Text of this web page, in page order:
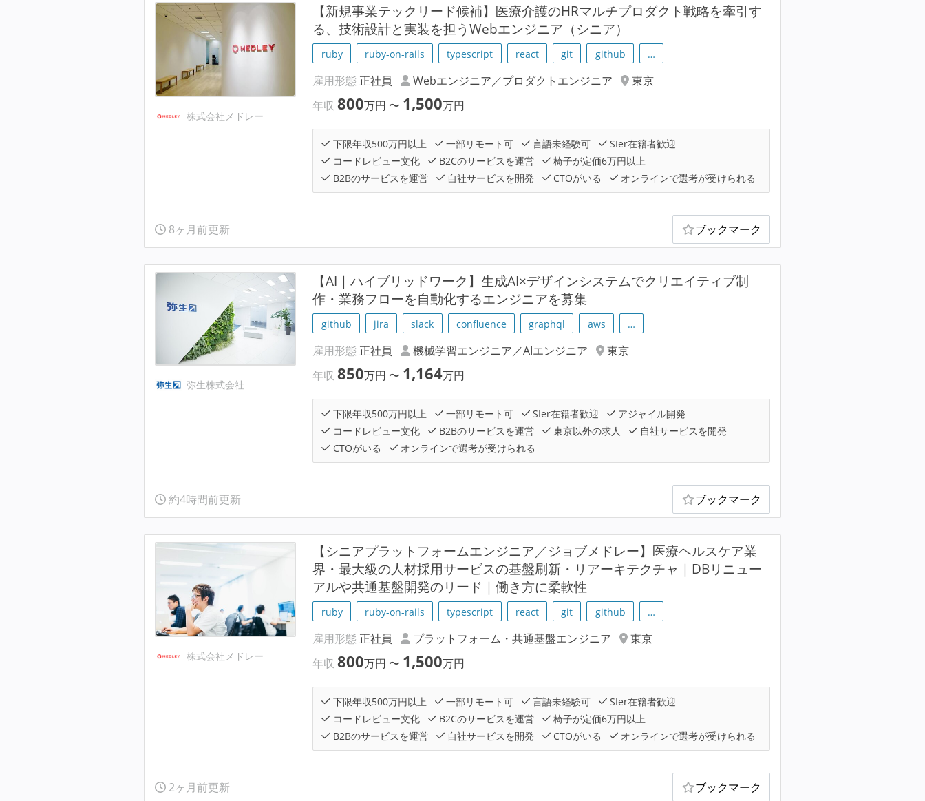
株式会社メドレー
【新規事業テックリード候補】医療介護のHRマルチプロダクト戦略を牽引す
る、技術設計と実装を担うWebエンジニア（シニア）
ruby ruby-on-rails typescript react git github …
雇用形態 正社員 Webエンジニア／プロダクトエンジニア
東京
年収800万円 〜 1,500万円
下限年収500万円以上 一部リモート可 言語未経験可
SIer在籍者歓迎
コードレビュー文化
B2Cのサービスを運営
椅子が定価6万円以上
B2Bのサービスを運営
自社サービスを開発 CTOがいる オンラインで選考が受けられる
8ヶ月前更新 ブックマーク
弥生株式会社
【AI｜ハイブリッドワーク】生成AI×デザインシステムでクリエイティブ制
作・業務フローを自動化するエンジニアを募集
github jira slack confluence graphql aws …
雇用形態 正社員 機械学習エンジニア／AIエンジニア
東京
年収850万円 〜 1,164万円
下限年収500万円以上 一部リモート可 SIer在籍者歓迎
アジャイル開発
コードレビュー文化
B2Bのサービスを運営 東京以外の求人
自社サービスを開発
CTOがいる
オンラインで選考が受けられる
約4時間前更新 ブックマーク
株式会社メドレー
【シニアプラットフォームエンジニア／ジョブメドレー】医療ヘルスケア業
界・最大級の人材採用サービスの基盤刷新・リアーキテクチャ｜DBリニュー
アルや共通基盤開発のリード｜働き方に柔軟性
ruby ruby-on-rails typescript react git github …
雇用形態 正社員 プラットフォーム・共通基盤エンジニア
東京
年収800万円 〜 1,500万円
下限年収500万円以上 一部リモート可 言語未経験可
SIer在籍者歓迎
コードレビュー文化
B2Cのサービスを運営
椅子が定価6万円以上
B2Bのサービスを運営
自社サービスを開発 CTOがいる オンラインで選考が受けられる
2ヶ月前更新 ブックマーク